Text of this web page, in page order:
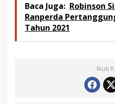
Baca Juga: Robinson
Ranperda
Tahun 2021
Ikuti